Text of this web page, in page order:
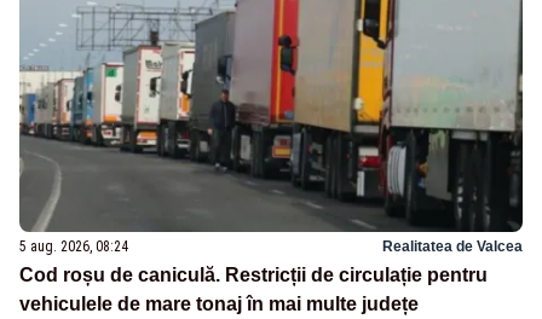
5 aug. 2026, 08:24 Realitatea de Valcea
Cod roșu de caniculă. Restricții de circulație pentru
vehiculele de mare tonaj în mai multe județe